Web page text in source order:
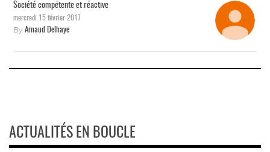
Société compétente et réactive
mercredi 15 février 2017
By Arnaud Delhaye
ACTUALITÉS EN BOUCLE